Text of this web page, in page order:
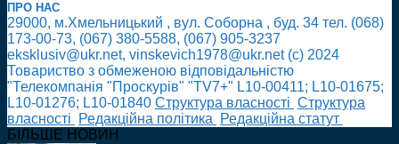
ПРО НАС
29000, м.Хмельницький , вул. Соборна , буд. 34 тел. (068)
173-00-73, (067) 380-5588, (067) 905-3237
eksklusiv@ukr.net, vinskevich1978@ukr.net (с) 2024
Товариство з обмеженою відповідальністю
"Телекомпанія "Проскурів" "TV7+" L10-00411; L10-01675;
L10-01276; L10-01840 Cтруктура власності Cтруктура
власності
Редакційна політика
Редакційна статут
БІЛЬШЕ НОВИН